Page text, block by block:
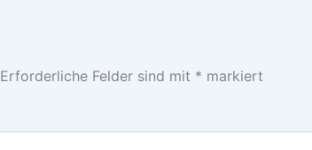
Erforderliche Felder sind mit * markiert